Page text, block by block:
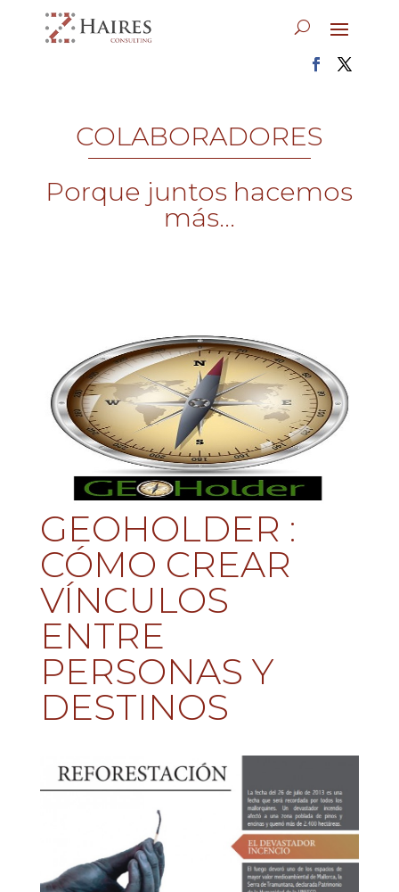
COLABORADORES
Porque juntos hacemos
más...
GEOHOLDER :
CÓMO CREAR
VÍNCULOS
ENTRE
PERSONAS Y
DESTINOS